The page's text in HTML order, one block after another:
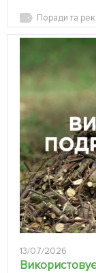
Поради та
13/07/2026